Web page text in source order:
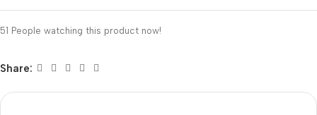
51 People watching this product now!
Share: